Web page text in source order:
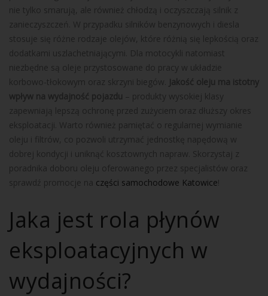
nie tylko smarują, ale również chłodzą i oczyszczają silnik z
zanieczyszczeń. W przypadku silników benzynowych i diesla
stosuje się różne rodzaje olejów, które różnią się lepkością oraz
dodatkami uszlachetniającymi. Dla motocykli natomiast
niezbędne są oleje przystosowane do pracy w układzie
korbowo-tłokowym oraz skrzyni biegów. Jakość oleju ma istotny
wpływ na wydajność pojazdu – produkty wysokiej klasy
zapewniają lepszą ochronę przed zużyciem oraz dłuższy okres
eksploatacji. Warto również pamiętać o regularnej wymianie
oleju i filtrów, co pozwoli utrzymać jednostkę napędową w
dobrej kondycji i uniknąć kosztownych napraw. Skorzystaj z
poradnika doboru oleju oferowanego przez specjalistów oraz
sprawdź promocje na części samochodowe Katowice!
Jaka jest rola płynów
eksploatacyjnych w
wydajności?